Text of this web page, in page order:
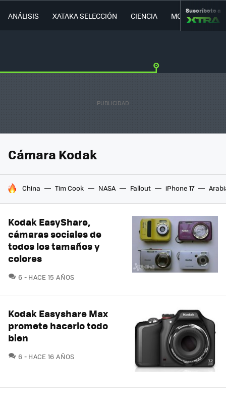
ANÁLISIS XATAKA SELECCIÓN CIENCIA MOVILIDAD
Suscríbete a
Cámara Kodak
HOY SE HABLA DE
China Tim Cook NASA Fallout iPhone 17
Kodak EasyShare,
cámaras sociales de
todos los tamaños y
colores
6 COMENTARIOS
HACE 15 AÑOS
Kodak Easyshare Max
promete hacerlo todo
bien
6 COMENTARIOS
HACE 16 AÑOS